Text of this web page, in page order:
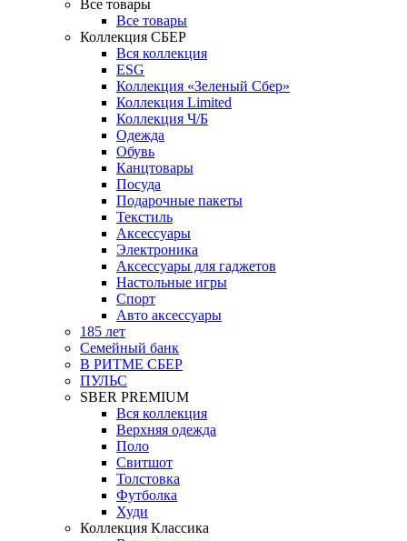
Все товары
Все товары
Коллекция СБЕР
Вся коллекция
ESG
Коллекция «Зеленый Сбер»
Коллекция Limited
Коллекция Ч/Б
Одежда
Обувь
Канцтовары
Посуда
Подарочные пакеты
Текстиль
Аксессуары
Электроника
Аксессуары для гаджетов
Настольные игры
Спорт
Авто аксессуары
185 лет
Семейный банк
В РИТМЕ СБЕР
ПУЛЬС
SBER PREMIUM
Вся коллекция
Верхняя одежда
Поло
Свитшот
Толстовка
Футболка
Худи
Коллекция Классика